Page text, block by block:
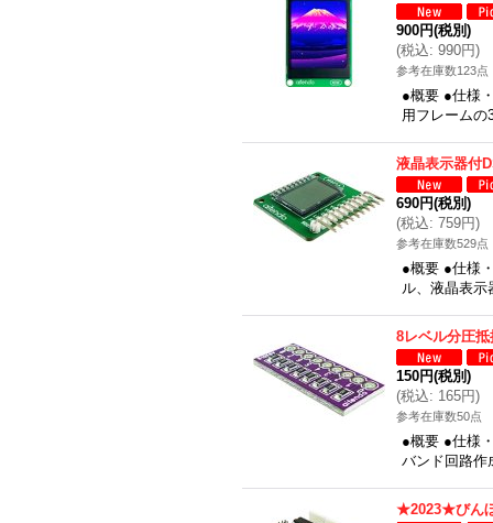
900円(税別)
(税込: 990円)
参考在庫数123点
●概要 ●仕様
用フレーム
液晶表示器付
690円(税別)
(税込: 759円)
参考在庫数529点
●概要 ●仕様
ル、液晶表
8レベル分圧
150円(税別)
(税込: 165円)
参考在庫数50点
●概要 ●仕様
バンド回路
★2023★びん